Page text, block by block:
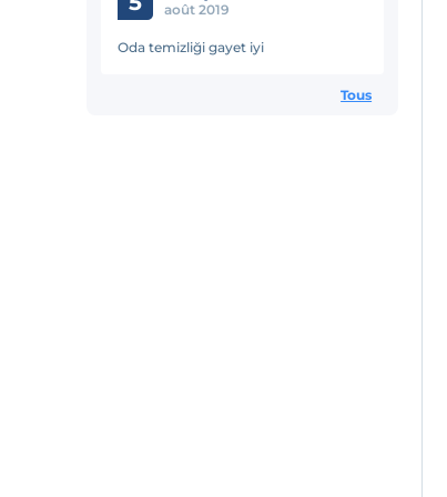
août 2019
Oda temizliği gayet iyi
Tous